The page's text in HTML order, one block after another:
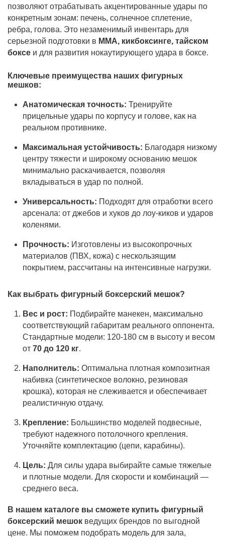
позволяют отрабатывать акцентированные удары по
конкретным зонам: печень, солнечное сплетение,
ребра, голова. Это незаменимый инвентарь для
серьезной подготовки в ММА, кикбоксинге, тайском
боксе и для развития нокаутирующего удара в боксе.
Ключевые преимущества наших фигурных
мешков:
Анатомическая точность: Тренируйте
прицельные удары по корпусу и голове, как на
реальном противнике.
Максимальная устойчивость: Благодаря низкому
центру тяжести и широкому основанию мешок
минимально раскачивается, позволяя
вкладываться в удар по полной.
Универсальность: Подходят для отработки всего
арсенала: от джебов и хуков до лоу-киков и ударов
коленями.
Прочность: Изготовлены из высокопрочных
материалов (ПВХ, кожа) с нескользящим
покрытием, рассчитаны на интенсивные нагрузки.
Как выбрать фигурный боксерский мешок?
Вес и рост: Подбирайте манекен, максимально
соответствующий габаритам реального оппонента.
Стандартные модели: 120-180 см в высоту и весом
от 70 до 120 кг.
Наполнитель: Оптимальна плотная композитная
набивка (синтетическое волокно, резиновая
крошка), которая не слеживается и обеспечивает
реалистичную отдачу.
Крепление: Большинство моделей подвесные,
требуют надежного потолочного крепления.
Уточняйте комплектацию (цепи, карабины).
Цель: Для силы удара выбирайте самые тяжелые
и плотные модели. Для скорости и комбинаций —
среднего веса.
В нашем каталоге вы сможете купить фигурный
боксерский мешок ведущих брендов по выгодной
цене. Мы поможем подобрать модель для зала,